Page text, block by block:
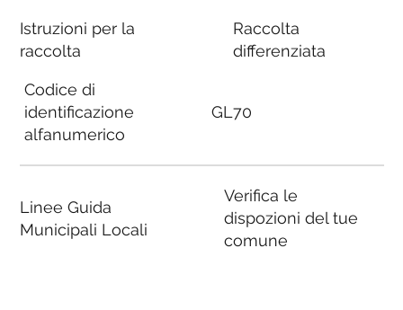
Istruzioni per la
raccolta
Codice di
identificazione
alfanumerico
Linee Guida
Municipali Locali
Raccolta
differenziata
GL70
Verifica le
dispozioni del tue
comune